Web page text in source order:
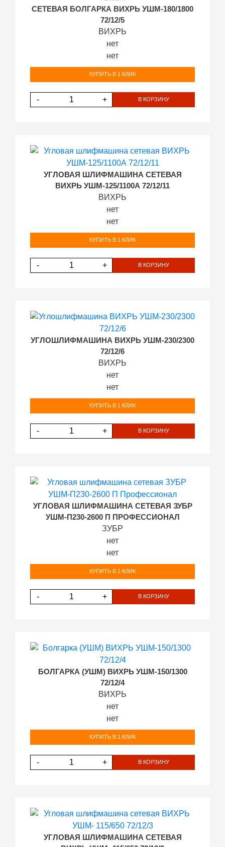
СЕТЕВАЯ БОЛГАРКА ВИХРЬ УШМ-180/1800
72/12/5
ВИХРЬ
нет
нет
КУПИТЬ В 1 КЛИК
- + В КОРЗИНУ
УГЛОВАЯ ШЛИФМАШИНА СЕТЕВАЯ
ВИХРЬ УШМ-125/1100А 72/12/11
ВИХРЬ
нет
нет
КУПИТЬ В 1 КЛИК
- + В КОРЗИНУ
УГЛОШЛИФМАШИНА ВИХРЬ УШМ-230/2300
72/12/6
ВИХРЬ
нет
нет
КУПИТЬ В 1 КЛИК
- + В КОРЗИНУ
УГЛОВАЯ ШЛИФМАШИНА СЕТЕВАЯ ЗУБР
УШМ-П230-2600 П ПРОФЕССИОНАЛ
ЗУБР
нет
нет
КУПИТЬ В 1 КЛИК
- + В КОРЗИНУ
БОЛГАРКА (УШМ) ВИХРЬ УШМ-150/1300
72/12/4
ВИХРЬ
нет
нет
КУПИТЬ В 1 КЛИК
- + В КОРЗИНУ
УГЛОВАЯ ШЛИФМАШИНА СЕТЕВАЯ